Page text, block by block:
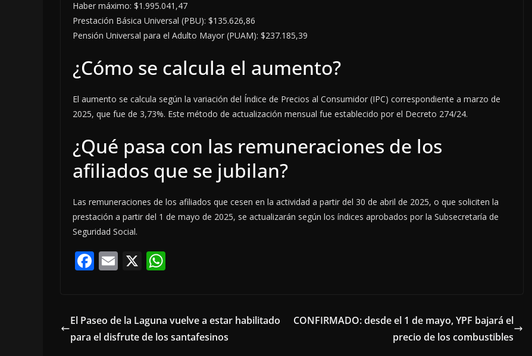
Haber máximo: $1.995.041,47
Prestación Básica Universal (PBU): $135.626,86
Pensión Universal para el Adulto Mayor (PUAM): $237.185,39
¿Cómo se calcula el aumento?
El aumento se calcula según la variación del Índice de Precios al Consumidor (IPC) correspondiente a marzo de
2025, que fue de 3,73%. Este método de actualización mensual fue establecido por el Decreto 274/24.
¿Qué pasa con las remuneraciones de los
afiliados que se jubilan?
Las remuneraciones de los afiliados que cesen en la actividad a partir del 30 de abril de 2025, o que soliciten la
prestación a partir del 1 de mayo de 2025, se actualizarán según los índices aprobados por la Subsecretaría de
Seguridad Social.
F
ac
b
o
E
l
X
s
A
El Paseo de la Laguna vuelve a estar habilitado
para el disfrute de los santafesinos
CONFIRMADO: desde el 1 de mayo, YPF bajará el
precio de los combustibles